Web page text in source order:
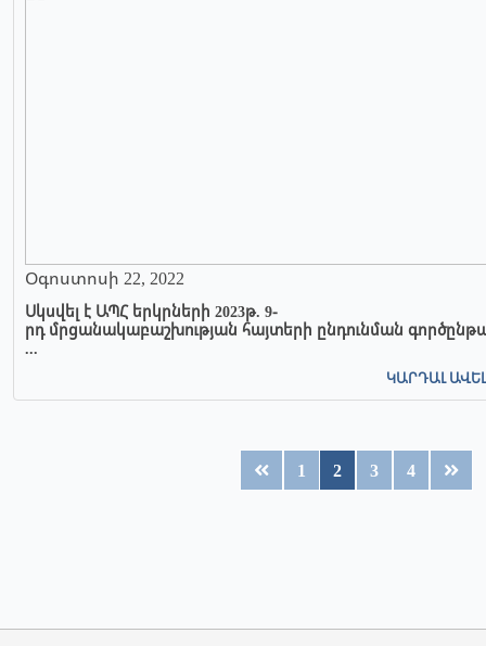
Օգոստոսի 22, 2022
Սկսվել է ԱՊՀ երկրների 2023թ. 9-
րդ մրցանակաբաշխության հայտերի ընդունման
...
ԿԱՐԴԱԼ
1 2 3 4